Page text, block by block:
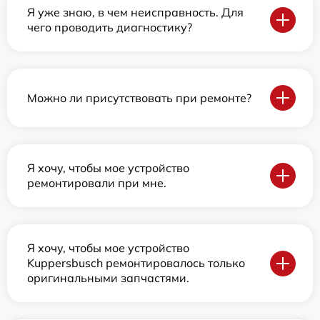
Я уже знаю, в чем неисправность. Для
чего проводить диагностику?
Можно ли присутствовать при ремонте?
Я хочу, чтобы мое устройство
ремонтировали при мне.
Я хочу, чтобы мое устройство
Kuppersbusch ремонтировалось только
оригинальными запчастями.